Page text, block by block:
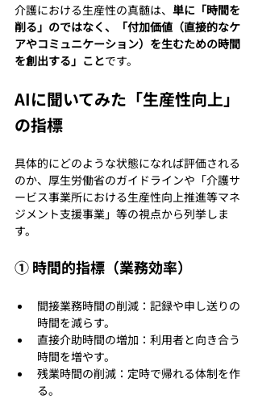
介護における生産性の真髄は、 単に「時間を
削る」のではなく、「付加価値（直接的なケ
アやコミュニケーション）を生むための時間
を創出する」ことです。
AIに聞いてみた「生産性向上」
の指標
具体的にどのような状態になれば評価される
のか、厚生労働省のガイドラインや「介護サ
ービス事業所における生産性向上推進等マネ
ジメント支援事業」等の視点から列挙しま
す。
① 時間的指標（業務効率）
間接業務時間の削減：記録や申し送りの
時間を減らす。
直接介助時間の増加：利用者と向き合う
時間を増やす。
残業時間の削減：定時で帰れる体制を作
る。